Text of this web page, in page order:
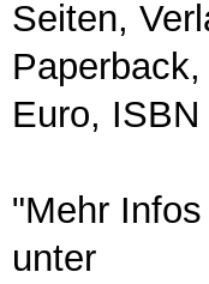
Seiten,
Euro,
"Mehr
unter